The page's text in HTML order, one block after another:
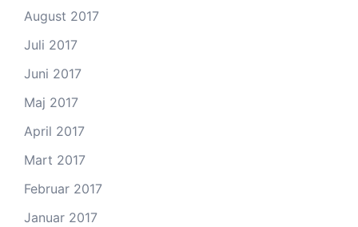
August 2017
Juli 2017
Juni 2017
Maj 2017
April 2017
Mart 2017
Februar 2017
Januar 2017